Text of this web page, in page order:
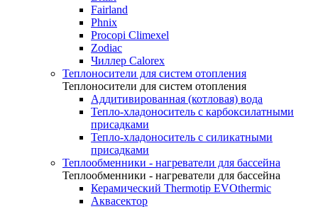
Fairland
Phnix
Procopi Climexel
Zodiac
Чиллер Calorex
Теплоносители для систем отопления
Теплоносители для систем отопления
Аддитивированная (котловая) вода
Тепло-хладоноситель с карбоксилатными
присадками
Тепло-хладоноситель с силикатными
присадками
Теплообменники - нагреватели для бассейна
Теплообменники - нагреватели для бассейна
Керамический Thermotip EVOthermic
Аквасектор